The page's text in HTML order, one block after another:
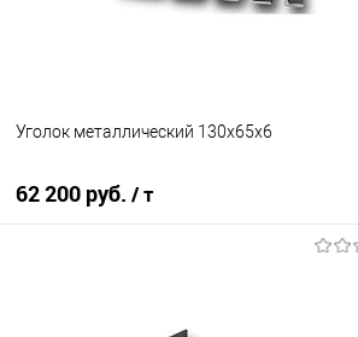
Уголок металлический 130х65х6
62 200 руб. / т